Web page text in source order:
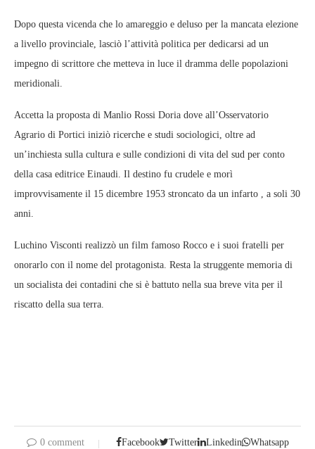
Dopo questa vicenda che lo amareggio e deluso per la mancata elezione
a livello provinciale, lasciò l’attività politica per dedicarsi ad un
impegno di scrittore che metteva in luce il dramma delle popolazioni
meridionali.
Accetta la proposta di Manlio Rossi Doria dove all’Osservatorio
Agrario di Portici iniziò ricerche e studi sociologici, oltre ad
un’inchiesta sulla cultura e sulle condizioni di vita del sud per conto
della casa editrice Einaudi. Il destino fu crudele e morì
improvvisamente il 15 dicembre 1953 stroncato da un infarto , a soli 30
anni.
Luchino Visconti realizzò un film famoso Rocco e i suoi fratelli per
onorarlo con il nome del protagonista. Resta la struggente memoria di
un socialista dei contadini che si è battuto nella sua breve vita per il
riscatto della sua terra.
0 comment Facebook Twitter Linkedin Whatsapp